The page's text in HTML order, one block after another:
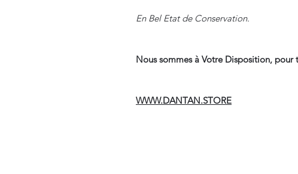
En Bel Etat de Conservation.
Nous sommes à Votre Disposition,
WWW.DANTAN.STORE